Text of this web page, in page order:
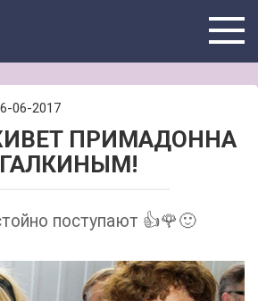
06-2017
ПРИМАДОННА
поступают 👍🌹🙂